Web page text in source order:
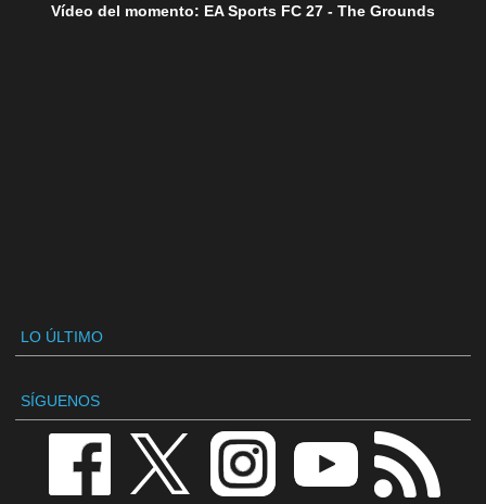
Vídeo del momento: EA Sports FC 27 - The Grounds
LO ÚLTIMO
SÍGUENOS